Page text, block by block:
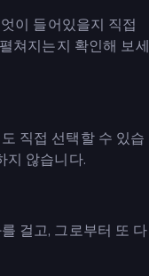
이 들어있을지 직접
쳐지는지 확인해 보세
직접 선택할 수 있습
지 않습니다.
걸고, 그로부터 또 다